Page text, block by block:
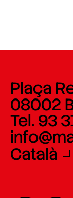
Plaça
08002
Tel. 93
Català